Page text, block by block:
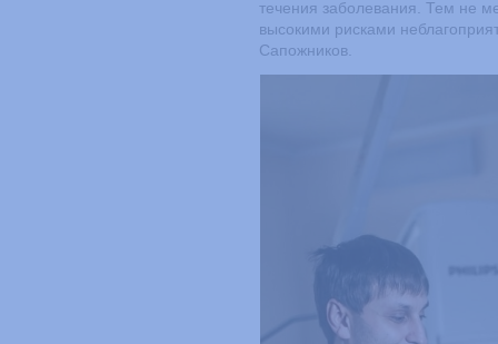
течения заболевания. Тем не
высокими рисками
Сапожников.